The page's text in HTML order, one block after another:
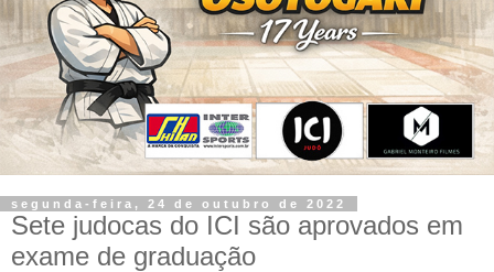
segunda-feira, 24 de outubro de 2022
Sete judocas do ICI são aprovados em
exame de graduação